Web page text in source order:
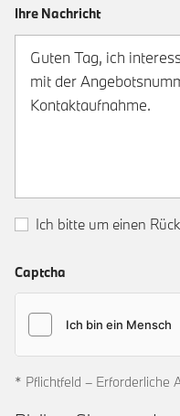
Ihre Nachricht
Ich bitte um einen
Captcha
* Pflichtfeld – Erforderliche